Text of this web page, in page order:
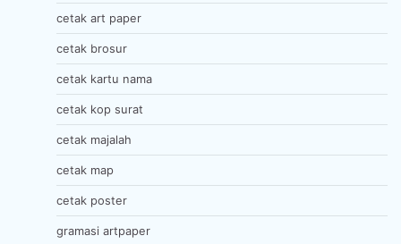
cetak art paper
cetak brosur
cetak kartu nama
cetak kop surat
cetak majalah
cetak map
cetak poster
gramasi artpaper